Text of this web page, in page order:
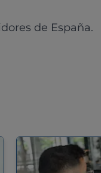
de España.